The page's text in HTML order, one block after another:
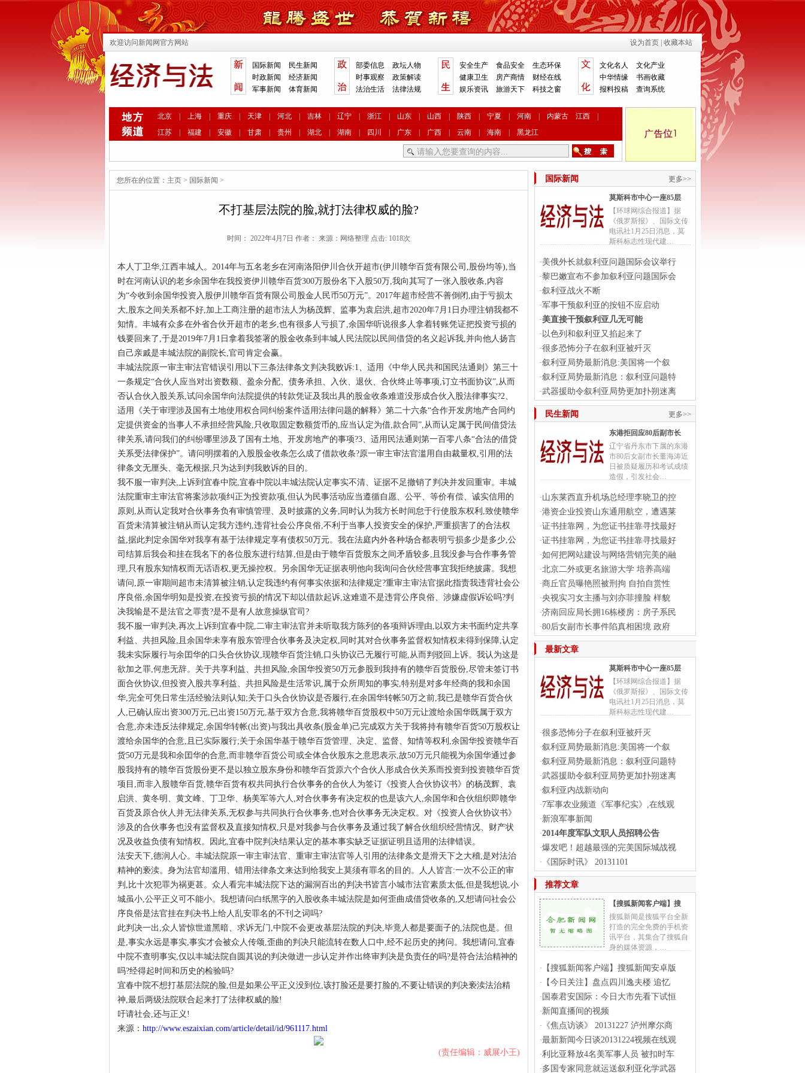
欢迎访问新闻网官方网站 设为首页 收藏本站
国际新闻
民生新闻
时政新闻
经济新闻
军事新闻
体育新闻
部委信息
政坛人物
时事观察
政策解读
法治生活
法律法规
安全生产 食品安全
生态环保
健康卫生
房产商情
财经在线
娱乐资讯
旅游天下 科技之窗
文化名人
文化产业
中华情缘
书画收藏
报料投稿
查询系统
北京 上海 重庆 天津 河北 吉林 辽宁 浙江 山东 山西 陕西 宁夏 河南 内蒙古 江西
江苏
福建 安徽 甘肃 贵州 湖北 湖南 四川 广东 广西 云南 海南 黑龙江
您所在的位置： 主页 > 国际新闻 >
不打基层法院的脸,就打法律权威的脸?
时间： 2022年4月7日 作者： 来源：网络整理 点击: 1018次
本人丁卫华,江西丰城人。2014年与五名老乡在河南洛阳伊川合伙开超市(伊川赣华百货有限公司,股份均等),当
时在河南认识的老乡余国华在我投资伊川赣华百货300万股份名下入股50万,我向其写了一张入股收条,内容
为“今收到余国华投资入股伊川赣华百货有限公司股金人民币50万元”。2017年超市经营不善倒闭,由于亏损太
大,股东之间关系都不好,加上工商注册的超市法人为杨茂辉、监事为袁启洪,超市2020年7月1日办理注销我都不
知情。丰城有众多在外省合伙开超市的老乡,也有很多人亏损了,余国华听说很多人拿着转账凭证把投资亏损的
钱要回来了,于是2019年7月1日拿着我签署的股金收条到丰城人民法院以民间借贷的名义起诉我,并向他人扬言
自己亲戚是丰城法院的副院长,官司肯定会赢。
丰城法院原一审主审法官错误引用以下三条法律条文判决我败诉:1、适用《中华人民共和国民法通则》第三十
一条规定“合伙人应当对出资数额、盈余分配、债务承担、入伙、退伙、合伙终止等事项,订立书面协议”,从而
否认合伙入股关系,试问余国华向法院提供的转款凭证及我出具的股金收条难道没形成合伙入股法律事实?2、
适用《关于审理涉及国有土地使用权合同纠纷案件适用法律问题的解释》第二十六条“合作开发房地产合同约
定提供资金的当事人不承担经营风险,只收取固定数额货币的,应当认定为借,款合同”,从而认定属于民间借贷法
律关系,请问我们的纠纷哪里涉及了国有土地、开发房地产的事项?3、适用民法通则第一百零八条“合法的借贷
关系受法律保护”。请问明摆着的入股股金收条怎么成了借款收条?原一审主审法官滥用自由裁量权,引用的法
律条文无厘头、毫无根据,只为达到判我败诉的目的。
我不服一审判决,上诉到宜春中院,宜春中院以丰城法院认定事实不清、证据不足撤销了判决并发回重审。丰城
法院重审主审法官将案涉款项纠正为投资款项,但认为民事活动应当遵循自愿、公平、等价有偿、诚实信用的
原则,从而认定我对合伙事务负有审慎管理、及时披露的义务,同时认为我方长时间怠于行使股东权利,致使赣华
百货未清算被注销从而认定我方违约,违背社会公序良俗,不利于当事人投资安全的保护,严重损害了的合法权
益,据此判定余国华对我享有基于法律规定享有债权50万元。我在法庭内外各种场合都表明亏损多少是多少,公
司结算后我会和挂在我名下的各位股东进行结算,但是由于赣华百货股东之间矛盾较多,且我没参与合作事务管
理,只有股东知情权而无话语权,更无操控权。另余国华无证据表明他向我询问合伙经营事宜我拒绝披露。我想
请问,原一审期间超市未清算被注销,认定我违约有何事实依据和法律规定?重审主审法官据此指责我违背社会公
序良俗,余国华明知是投资,在投资亏损的情况下却以借款起诉,这难道不是违背公序良俗、涉嫌虚假诉讼吗?判
决我输是不是法官之罪责?是不是有人故意操纵官司?
我不服一审判决,再次上诉到宜春中院,二审主审法官并未听取我方陈列的各项辩诉理由,以双方未书面约定共享
利益、共担风险,且余国华未享有股东管理合伙事务及决定权,同时其对合伙事务监督权知情权未得到保障,认定
我未实际履行与余囯华的口头合伙协议,现赣华百货注销,口头协议己无履行可能,从而判驳回上诉。我认为这是
欲加之罪,何患无辞。关于共享利益、共担风险,余国华投资50万元参股到我持有的赣华百货股份,尽管未签订书
面合伙协议,但投资入股共享利益、共担风险是生活常识,属于众所周知的事实,特别是对多年经商的我和余国
华,完全可凭日常生活经验法则认知;关于口头合伙协议是否履行,在余国华转帐50万之前,我已是赣华百货合伙
人,已确认应出资300万元,已出资150万元,基于双方合意,我将赣华百货股权中50万元让渡给余国华既属于双方
合意,亦未违反法律规定,余国华转帐(出资)与我出具收条(股金单)己完成双方关于我将持有赣华百货50万股权让
渡给余国华的合意,且已实际履行;关于余国华基于赣华百货管理、决定、监督、知情等权利,余国华投资赣华百
货50万元是我和余囯华的合意,而非赣华百货公司或全体合伙股东之意思表示,故50万元只能视为余国华通过参
股我持有的赣华百货股份更不是以独立股东身份和赣华百货原六个合伙人形成合伙关系而投资到投资赣华百货
项目,而非入股赣华百货,赣华百货有权共同执行合伙事务的合伙人为签订《投资人合伙协议书》的杨茂辉、袁
启洪、黄冬明、黄文峰、丁卫华、杨美军等六人,对合伙事务有决定权的也是该六人,余国华和合伙组织即赣华
百货及原合伙人并无法律关系,无权参与共同执行合伙事务,也对合伙事务无决定权。对《投资人合伙协议书》
涉及的合伙事务也没有监督权及直接知情权,只是对我参与合伙事务及通过我了解合伙组织经营情况、财产状
况及收益负债有知情权。因此,宜春中院判决结果认定的基本事实缺乏证据证明且适用的法律错误。
法安天下,德润人心。丰城法院原一审主审法官、重审主审法官等人引用的法律条文是滑天下之大稽,是对法治
精神的亵渎。身为法官却滥用、错用法律条文来达到给我安上莫须有罪名的目的。人人皆言:一次不公正的审
判,比十次犯罪为祸更甚。众人看完丰城法院下达的漏洞百出的判决书皆言小城市法官素质太低,但是我想说,小
城虽小,公平正义可不能小。我想请问白纸黑字的入股收条丰城法院是如何歪曲成借贷收条的,又想请问社会公
序良俗是法官挂在判决书上给人乱安罪名的不刊之词吗?
此判决一出,众人皆惊世道黑暗、求诉无门,中院不会更改基层法院的判决,毕竟人都是要面子的,法院也是。但
是,事实永远是事实,事实才会被众人传颂,歪曲的判决只能流转在数人口中,经不起历史的拷问。我想请问,宜春
中院不查明事实,仅以丰城法院自圆其说的判决做进一步认定并作出终审判决是负责任的吗?是符合法治精神的
吗?经得起时间和历史的检验吗?
宜春中院不想打基层法院的脸,但是如果公平正义没到位,该打脸还是要打脸的,不要让错误的判决亵渎法治精
神,最后两级法院联合起来打了法律权威的脸!
吁请社会,还与正义!
来源： http://www.eszaixian.com/article/detail/id/961117.html
(责任编辑：威展小王)
国际新闻 更多>>
莫斯科市中心一座85层
【环球网综合报道】据
《俄罗斯报》、国际文传
电讯社1月25日消息，莫
斯科标志性现代建…
·美俄外长就叙利亚问题国际会议举行
·黎巴嫩宣布不参加叙利亚问题国际会
·叙利亚战火不断
·军事干预叙利亚的按钮不应启动
·美直接干预叙利亚几无可能
· 以色列和叙利亚又掐起来了
·很多恐怖分子在叙利亚被歼灭
·叙利亚局势最新消息:美国将一个叙
·叙利亚局势最新消息：叙利亚问题特
·武器援助令叙利亚局势更加扑朔迷离
民生新闻 更多>>
东港拒回应80后副市长
辽宁省丹东市下属的东港
市80后女副市长董海涛近
日被质疑履历和考试成绩
造假，引发社会…
·山东莱西直升机场总经理李晓卫的控
·港资企业投资山东通用航空，遭遇莱
·证书挂靠网，为您证书挂靠寻找最好
·证书挂靠网，为您证书挂靠寻找最好
·如何把网站建设与网络营销完美的融
·北京二外或更名旅游大学 培养高端
·商丘官员曝艳照被刑拘 自拍自赏性
·央视实习女主播与刘亦菲撞脸 样貌
·济南回应局长拥16栋楼房：房子系民
·80后女副市长事件陷真相困境 政府
最新文章
莫斯科市中心一座85层
【环球网综合报道】据
《俄罗斯报》、国际文传
电讯社1月25日消息，莫
斯科标志性现代建…
·很多恐怖分子在叙利亚被歼灭
·叙利亚局势最新消息:美国将一个叙
·叙利亚局势最新消息：叙利亚问题特
·武器援助令叙利亚局势更加扑朔迷离
·叙利亚内战新动向
·7军事农业频道《军事纪实》,在线观
·新浪军事新闻
·2014年度军队文职人员招聘公告
·爆发吧！超越最强的完美国际城战视
· 《国际时讯》 20131101
推荐文章
【搜狐新闻客户端】搜
搜狐新闻是搜狐平台全新
打造的完全免费的手机资
讯平台，其集合了搜狐自
身的媒体资源，…
· 【搜狐新闻客户端】搜狐新闻安卓版
· 【今日关注】盘点四川逸夫楼 追忆
· 国泰君安国际：今日大市先看下试恒
·新闻直播间的视频
· 《焦点访谈》 20131227 泸州摩尔商
·最新新闻今日谈20131224视频在线观
·利比亚释放4名美军事人员 被扣时车
·多国专家同意就运送叙利亚化学武器